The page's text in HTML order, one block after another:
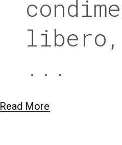
libero,
Read More